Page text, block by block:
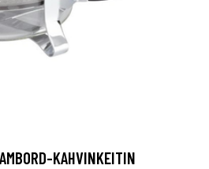
KAHVINKEITIN